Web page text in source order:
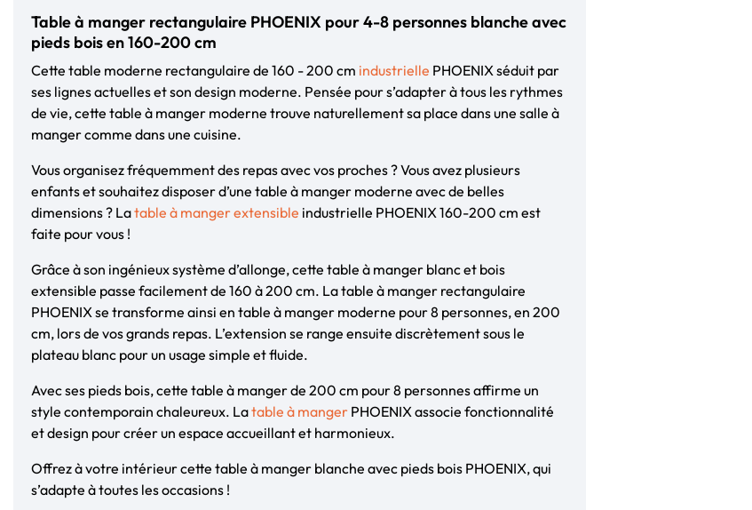
Table à manger rectangulaire PHOENIX pour 4-8 personnes blanche avec
pieds bois en 160-200 cm
Cette table moderne rectangulaire de 160 - 200 cm industrielle PHOENIX séduit par
ses lignes actuelles et son design moderne. Pensée pour s’adapter à tous les rythmes
de vie, cette table à manger moderne trouve naturellement sa place dans une salle à
manger comme dans une cuisine.
Vous organisez fréquemment des repas avec vos proches ? Vous avez plusieurs
enfants et souhaitez disposer d’une table à manger moderne avec de belles
dimensions ? Latable à manger extensible industrielle PHOENIX 160-200 cm est
faite pour vous !
Grâce à son ingénieux système d’allonge, cette table à manger blanc et bois
extensible passe facilement de 160 à 200 cm. La table à manger rectangulaire
PHOENIX se transforme ainsi en table à manger moderne pour 8 personnes, en 200
cm, lors de vos grands repas. L’extension se range ensuite discrètement sous le
plateau blanc pour un usage simple et fluide.
Avec ses pieds bois, cette table à manger de 200 cm pour 8 personnes affirme un
style contemporain chaleureux. Latable à manger PHOENIX associe fonctionnalité
et design pour créer un espace accueillant et harmonieux.
Offrez à votre intérieur cette table à manger blanche avec pieds bois PHOENIX, qui
s’adapte à toutes les occasions !